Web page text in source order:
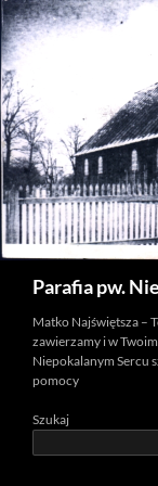
Parafia pw.
Matko Najświętsza –
zawierzamy i w Twoim
Niepokalanym Sercu
pomocy
Szukaj